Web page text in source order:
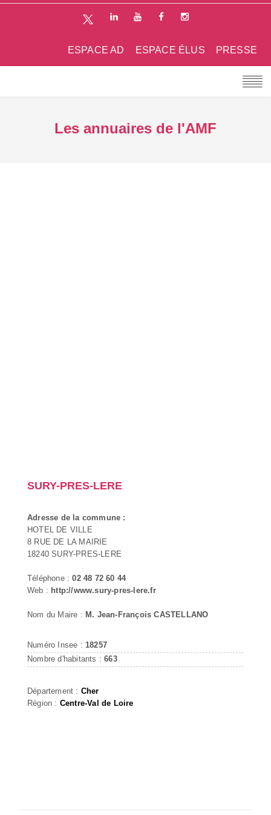
PRESSE
ESPACE ÉLUS
ESPACE AD
Les annuaires de l'AMF
SURY-PRES-LERE
Adresse de la commune :
HOTEL DE VILLE
8 RUE DE LA MAIRIE
18240 SURY-PRES-LERE
Téléphone :02 48 72 60 44
Web : http://www.sury-pres-lere.fr
Nom du Maire : M. Jean-François CASTELLANO
Numéro Insee : 18257
Nombre d'habitants :663
Département : Cher
Région : Centre-Val de Loire